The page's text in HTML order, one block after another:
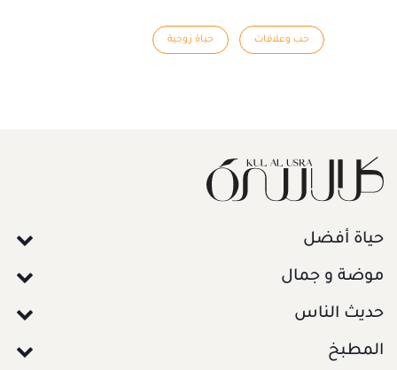
حب وعلاقات حياة زوجية
حياة أفضل
موضة و جمال
حديث الناس
المطبخ